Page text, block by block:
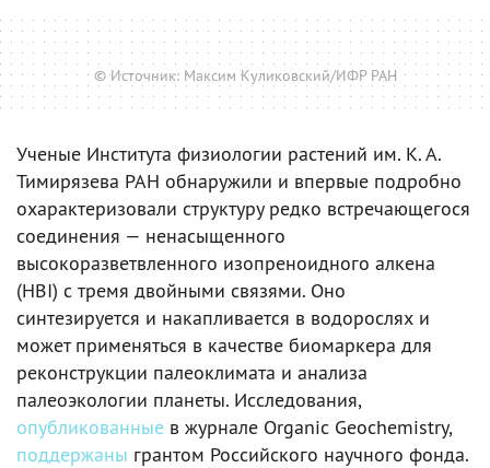
© Источник: Максим Куликовский/ИФР РАН
Ученые Института физиологии растений им. К. А.
Тимирязева РАН обнаружили и впервые подробно
охарактеризовали структуру редко встречающегося
соединения — ненасыщенного
высокоразветвленного изопреноидного алкена
(HBI) с тремя двойными связями. Оно
синтезируется и накапливается в водорослях и
может применяться в качестве биомаркера для
реконструкции палеоклимата и анализа
палеоэкологии планеты. Исследования,
опубликованные в журнале Organic Geochemistry,
поддержаны грантом Российского научного фонда.